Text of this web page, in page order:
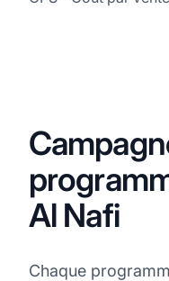
Al Nafi
Chaque